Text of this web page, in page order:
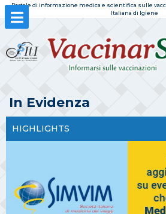
Portale di informazione medica e scientifica sulle
Italiana di Igiene
In Evidenza
HIGHLIGHTS